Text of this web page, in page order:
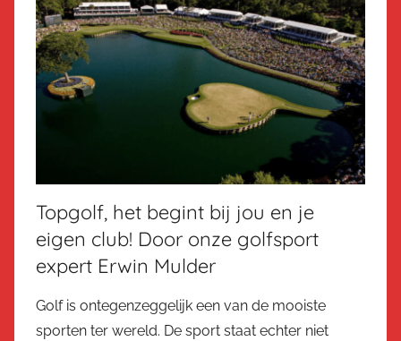
Topgolf, het begint bij jou en je
eigen club! Door onze golfsport
expert Erwin Mulder
Golf is ontegenzeggelijk een van de mooiste
sporten ter wereld. De sport staat echter niet